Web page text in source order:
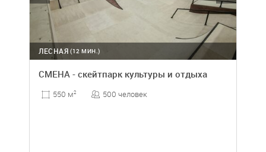
(12 МИН.)
ЛЕСНАЯ
СМЕНА - скейтпарк культуры и отдыха
550 м2 500 человек